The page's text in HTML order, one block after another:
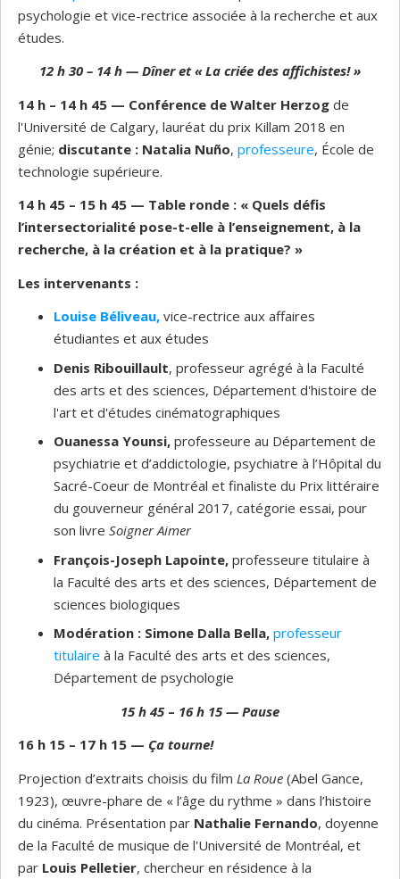
psychologie et vice-rectrice associée à la recherche et aux
études.
12 h 30 – 14 h — Dîner et « La criée des affichistes! »
14 h – 14 h 45 — Conférence de Walter Herzog de
l'Université de Calgary, lauréat du prix Killam 2018 en
génie; discutante : Natalia Nuño, professeure, École de
technologie supérieure.
14 h 45 – 15 h 45 — Table ronde : « Quels défis
l’intersectorialité pose-t-elle à l’enseignement, à la
recherche, à la création et à la pratique? »
Les intervenants :
Louise Béliveau, vice-rectrice aux affaires
étudiantes et aux études
Denis Ribouillault, professeur agrégé à la Faculté
des arts et des sciences, Département d'histoire de
l'art et d'études cinématographiques
Ouanessa Younsi, professeure au Département de
psychiatrie et d’addictologie, psychiatre à l’Hôpital du
Sacré-Coeur de Montréal et finaliste du Prix littéraire
du gouverneur général 2017, catégorie essai, pour
son livre Soigner Aimer
François-Joseph Lapointe, professeure titulaire à
la Faculté des arts et des sciences, Département de
sciences biologiques
Modération : Simone Dalla Bella, professeur
titulaire à la Faculté des arts et des sciences,
Département de psychologie
15 h 45 – 16 h 15— Pause
16 h 15 – 17 h 15 — Ça tourne!
Projection d’extraits choisis du film La Roue (Abel Gance,
1923), œuvre-phare de « l’âge du rythme » dans l’histoire
du cinéma. Présentation par Nathalie Fernando, doyenne
de la Faculté de musique de l'Université de Montréal, et
par Louis Pelletier, chercheur en résidence à la